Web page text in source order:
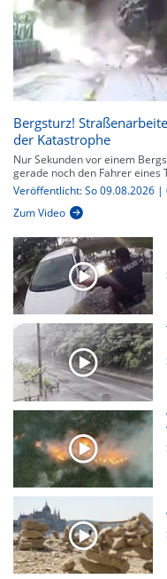
Bergsturz!
der Katastrophe
Nur Sekunden vor einem
gerade noch den Fahrer eines
Veröffentlicht: So 09.08.2026 |
Zum Video